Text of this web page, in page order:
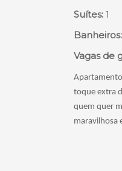
Suítes: 1
Banheiros:
Vagas de
toque extra
quem quer
maravilhosa